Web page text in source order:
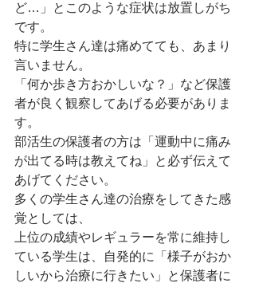
ど…」とこのような症状は放置しがち
です。
特に学生さん達は痛めてても、あまり
言いません。
「何か歩き方おかしいな？」など保護
者が良く観察してあげる必要がありま
す。
部活生の保護者の方は「運動中に痛み
が出てる時は教えてね」と必ず伝えて
あげてください。
多くの学生さん達の治療をしてきた感
覚としては、
上位の成績やレギュラーを常に維持し
ている学生は、自発的に「様子がおか
しいから治療に行きたい」と保護者に